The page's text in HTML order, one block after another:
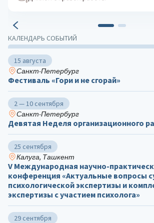
КАЛЕНДАРЬ СОБЫТИЙ
15 августа
Санкт-Петербург
Фестиваль «Гори и не сгорай»
2 — 10 сентября
Санкт-Петербург
Девятая Неделя организационного
25 сентября
Калуга, Ташкент
V Международная научно-
конференция «Актуальные вопросы
психологической экспертизы и
экспертизы с участием психолога»
29 сентября